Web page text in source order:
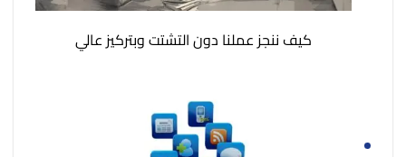
كيف ننجز عملنا دون التشتت وبتركيز عالي